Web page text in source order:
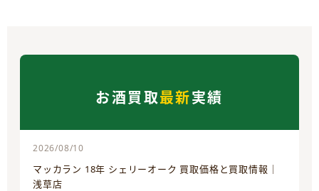
お酒買取最新実績
2026/08/10
マッカラン 18年 シェリーオーク 買取価格と買取情報｜
浅草店